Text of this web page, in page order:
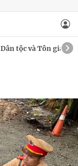
Dân tộc và Tôn giáo